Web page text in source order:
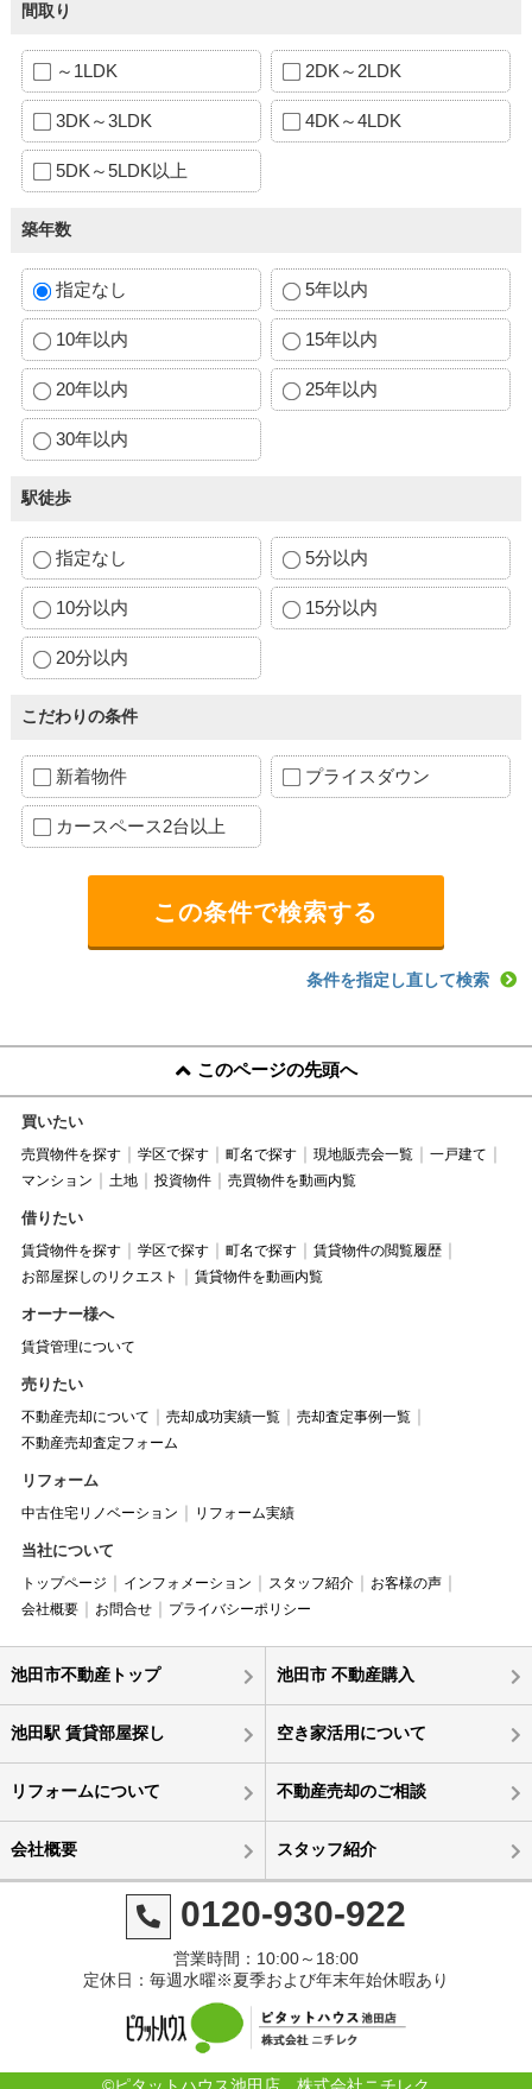
間取り
～1LDK 2DK～2LDK
3DK～3LDK 4DK～4LDK
5DK～5LDK以上
築年数
指定なし 5年以内
10年以内 15年以内
20年以内 25年以内
30年以内
駅徒歩
指定なし 5分以内
10分以内 15分以内
20分以内
こだわりの条件
新着物件 プライスダウン
カースペース2台以上
条件を指定し直して検索
このページの先頭へ
買いたい
売買物件を探す 学区で探す 町名で探す 現地販売会一覧
一戸建て
マンション
土地 投資物件 売買物件を動画内覧
借りたい
賃貸物件を探す 学区で探す 町名で探す
賃貸物件の閲覧履歴
お部屋探しのリクエスト
賃貸物件を動画内覧
オーナー様へ
賃貸管理について
売りたい
不動産売却について 売却成功実績一覧
売却査定事例一覧
不動産売却査定フォーム
リフォーム
中古住宅リノベーション リフォーム実績
当社について
トップページ インフォメーション スタッフ紹介
お客様の声
会社概要
お問合せ プライバシーポリシー
池田市不動産トップ 池田市 不動産購入
池田駅 賃貸部屋探し 空き家活用について
リフォームについて 不動産売却のご相談
会社概要 スタッフ紹介
0120-930-922
営業時間：10:00～18:00
定休日：毎週水曜※夏季および年末年始休暇あり